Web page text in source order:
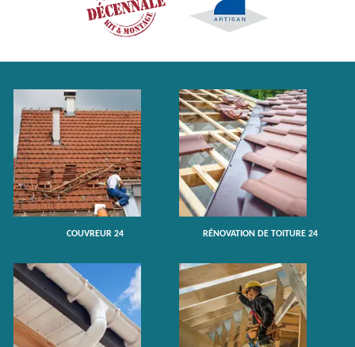
COUVREUR 24 RÉNOVATION DE TOITURE 24